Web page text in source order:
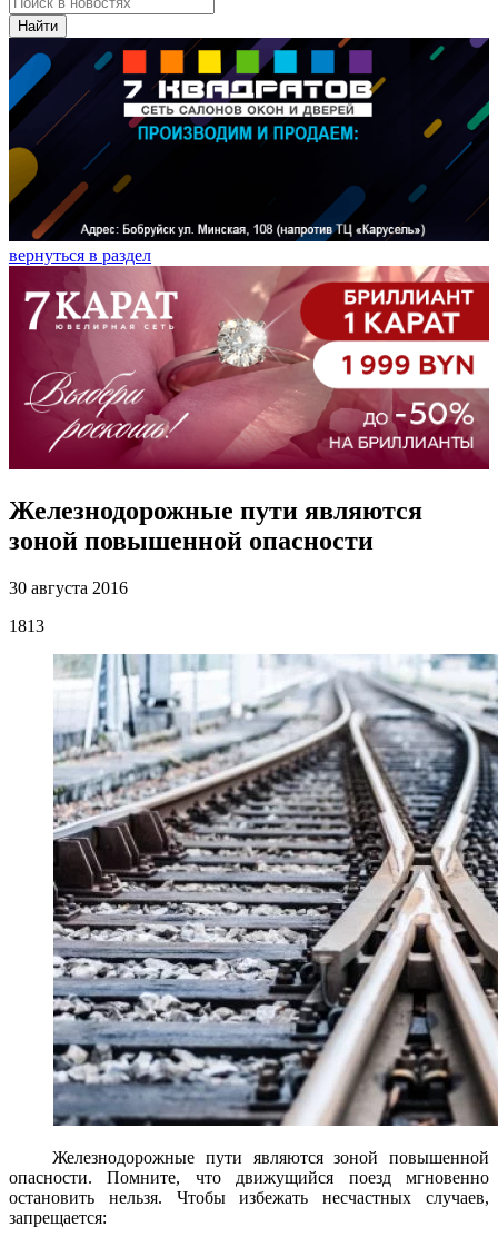
Найти
вернуться в раздел
Железнодорожные пути являются
зоной повышенной опасности
30 августа 2016
1813
Железнодорожные пути являются зоной повышенной
опасности. Помните, что движущийся поезд мгновенно
остановить нельзя. Чтобы избежать несчастных случаев,
запрещается: